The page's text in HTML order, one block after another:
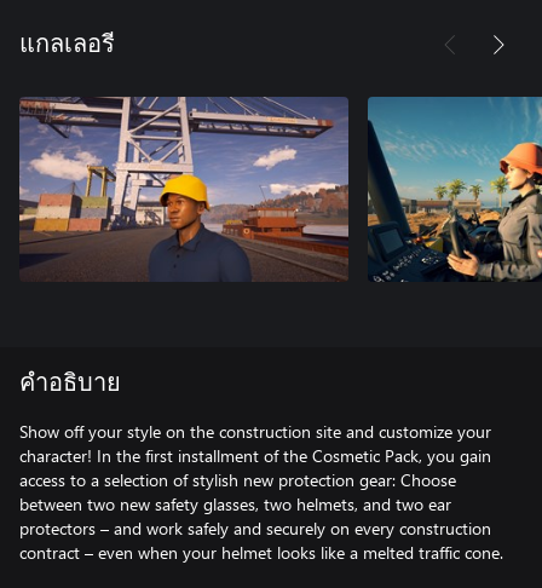
แกลเลอรี
คำอธิบาย
Show off your style on the construction site and customize your
character! In the first installment of the Cosmetic Pack, you gain
access to a selection of stylish new protection gear: Choose
between two new safety glasses, two helmets, and two ear
protectors – and work safely and securely on every construction
contract – even when your helmet looks like a melted traffic cone.